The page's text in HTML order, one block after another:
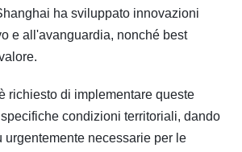
ha sviluppato innovazioni
e all'avanguardia, nonché best
richiesto di implementare queste
condizioni territoriali, dando
urgentemente necessarie per le